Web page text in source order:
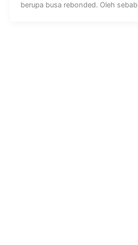
berupa busa rebonded. Oleh sebab